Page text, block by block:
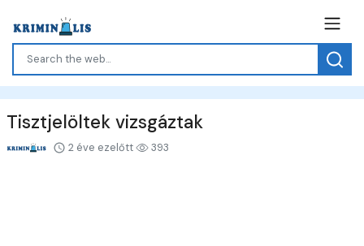
Tisztjelöltek vizsgáztak
2 éve ezelőtt 393